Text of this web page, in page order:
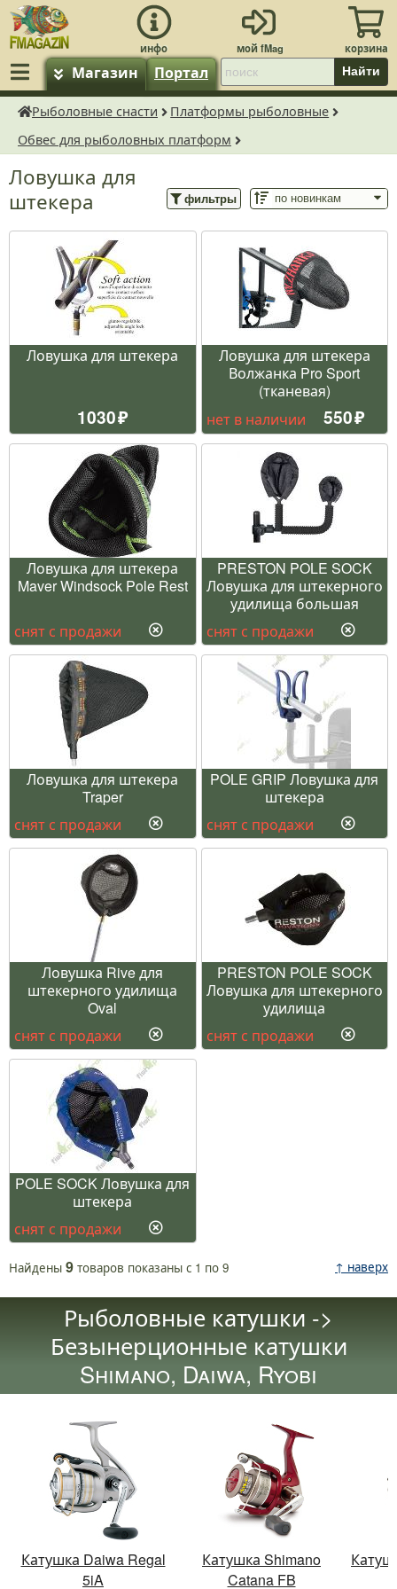
Магазин Портал Найти
fMagazin.ru
Рыболовные снасти
Платформы рыболовные
Обвес для рыболовных платформ
Ловушка для
штекера
фильтры
Ловушка для штекера
1030
Ловушка для штекера
Волжанка Pro Sport
(тканевая)
нет в наличии
550
Ловушка для штекера
Maver Windsock Pole Rest
снят с продажи
PRESTON POLE SOCK
Ловушка для штекерного
удилища большая
снят с продажи
Ловушка для штекера
Traper
снят с продажи
POLE GRIP Ловушка для
штекера
снят с продажи
Ловушка Rive для
штекерного удилища
Oval
снят с продажи
PRESTON POLE SOCK
Ловушка для штекерного
удилища
снят с продажи
POLE SOCK Ловушка для
штекера
снят с продажи
Найдены 9 товаров показаны с 1 по 9 ↑ наверх
Рыболовные катушки ->
Безынерционные катушки
Shimano, Daiwa, Ryobi
Катушка Daiwa Regal
5iA
Катушка Shimano
Catana FB